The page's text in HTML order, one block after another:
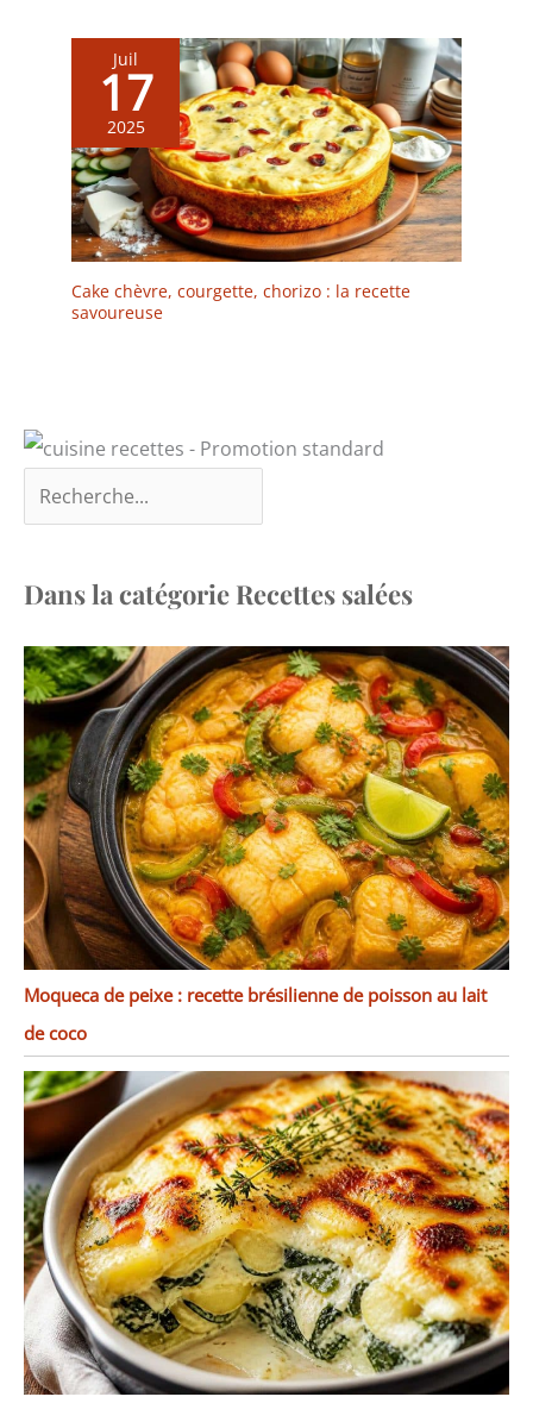
anniversaires, remises de
diplômes.
Juil
17
2025
Cake chèvre, courgette, chorizo : la recette
savoureuse
Dans la catégorie Recettes salées
Moqueca de peixe : recette brésilienne de poisson au lait
de coco